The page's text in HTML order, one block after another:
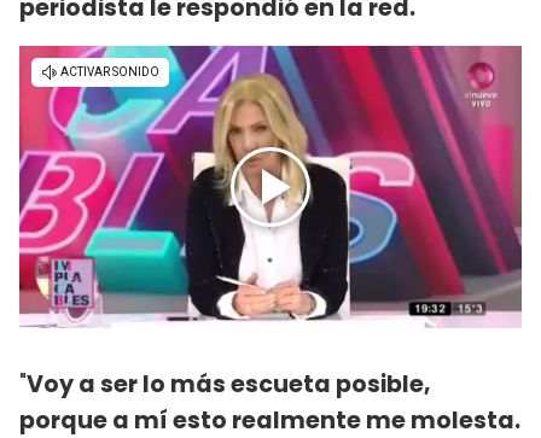
periodista le respondió en la red.
"Voy a ser lo más escueta posible,
porque a mí esto realmente me molesta.